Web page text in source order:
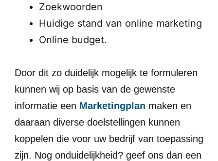
Zoekwoorden
Huidige stand van online marketing
Online budget.
Door dit zo duidelijk mogelijk te formuleren
kunnen wij op basis van de gewenste
informatie een Marketingplan maken en
daaraan diverse doelstellingen kunnen
koppelen die voor uw bedrijf van toepassing
zijn. Nog onduidelijkheid? geef ons dan een